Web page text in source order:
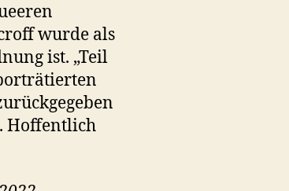
wurde als
ist. „Teil
Hoffentlich